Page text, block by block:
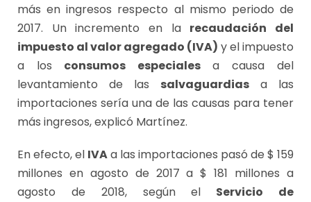
más en ingresos respecto al mismo periodo de
2017. Un incremento en la recaudación del
impuesto al valor agregado (IVA) y el impuesto
a los consumos especialesa causa del
levantamiento de las salvaguardias a las
importaciones sería una de las causas para tener
más ingresos, explicó Martínez.
En efecto, el IVAa las importaciones pasó de $ 159
millones en agosto de 2017 a $ 181 millones a
agosto de 2018, según el Servicio de